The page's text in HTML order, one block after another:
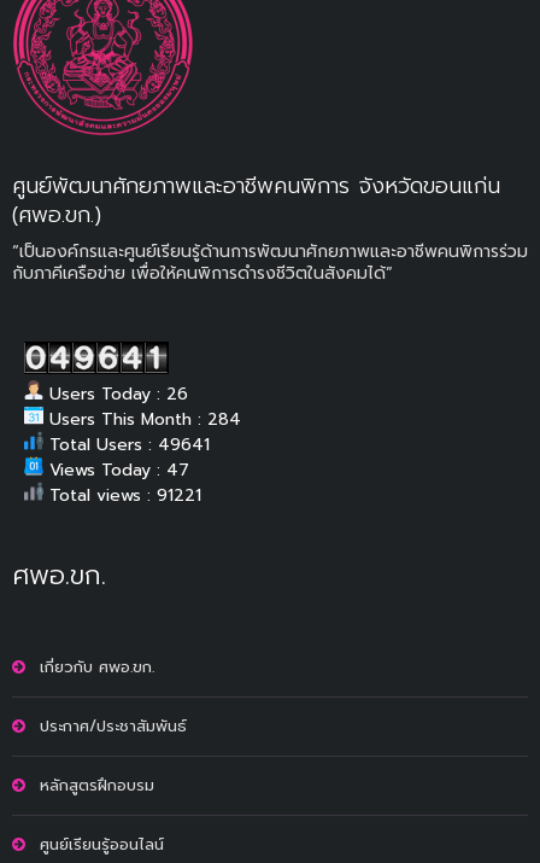
ศูนย์พัฒนาศักยภาพและอาชีพคนพิการ จังหวัดขอนแก่น
(ศพอ.ขก.)
“เป็นองค์กรและศูนย์เรียนรู้ด้านการพัฒนาศักยภาพและอาชีพคนพิการร่วม
กับภาคีเครือข่าย เพื่อให้คนพิการดำรงชีวิตในสังคมได้”
Users Today : 26
Users This Month : 284
Total Users : 49641
Views Today : 47
Total views : 91221
ศพอ.ขก.
เกี่ยวกับ ศพอ.ขก.
ประกาศ/ประชาสัมพันธ์
หลักสูตรฝึกอบรม
ศูนย์เรียนรู้ออนไลน์